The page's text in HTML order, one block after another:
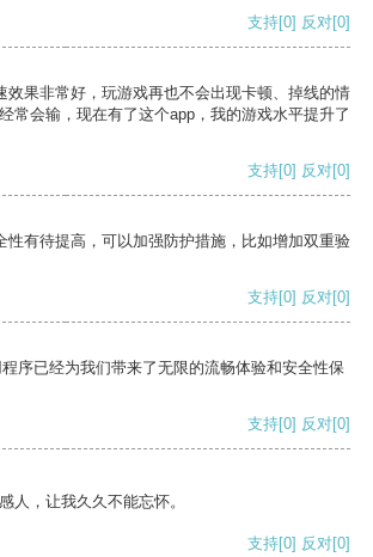
支持[0] 反对[0]
效果非常好，玩游戏再也不会出现卡顿、掉线的情
常会输，现在有了这个app，我的游戏水平提升了
支持[0] 反对[0]
性有待提高，可以加强防护措施，比如增加双重验
支持[0] 反对[0]
序已经为我们带来了无限的流畅体验和安全性保
支持[0] 反对[0]
人，让我久久不能忘怀。
支持[0] 反对[0]